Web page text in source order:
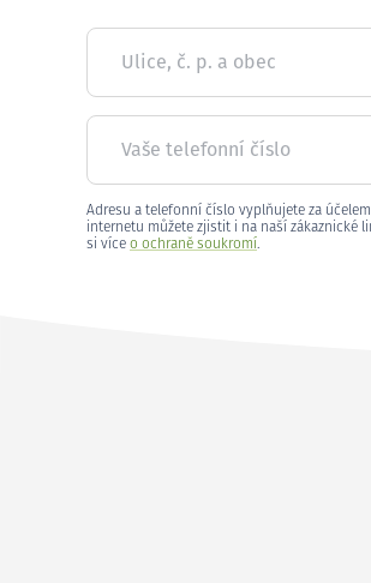
Ulice, č. p. a obec
Vaše telefonní číslo
Adresu a telefonní číslo vyplňujete za
internetu můžete zjistit i na naší zákaznické
si více o ochraně soukromí.